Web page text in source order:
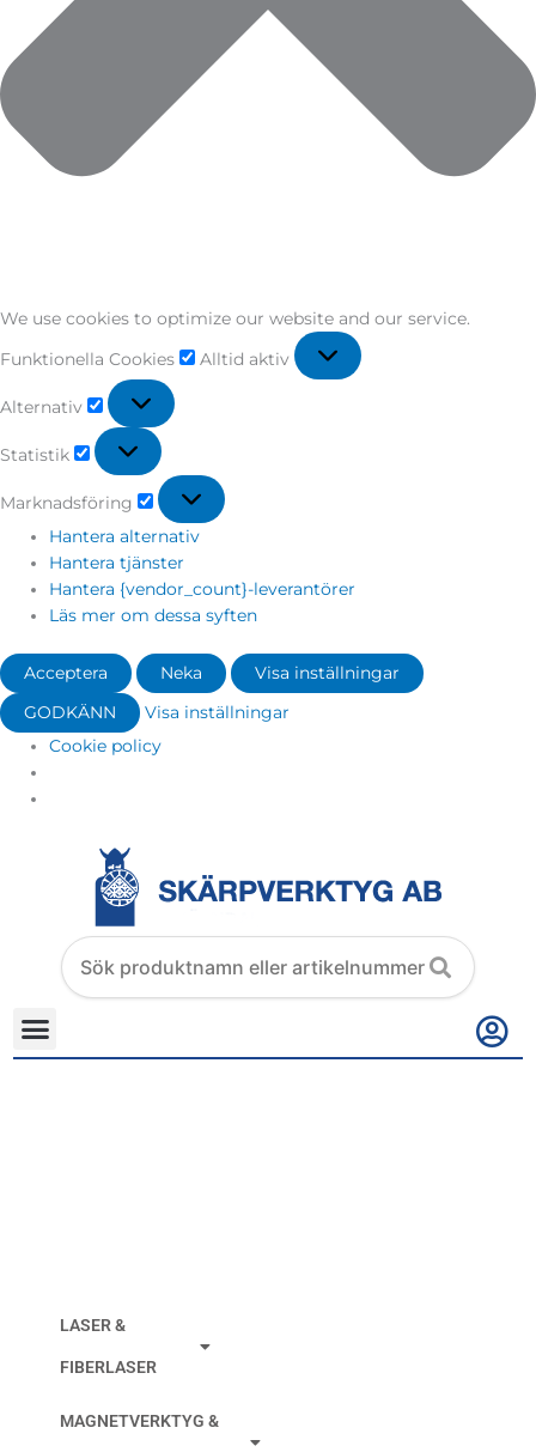
We use cookies to optimize our website and our service.
Funktionella Cookies Alltid aktiv
Alternativ
Statistik
Marknadsföring
Hantera alternativ
Hantera tjänster
Hantera {vendor_count}-leverantörer
Läs mer om dessa syften
Acceptera Neka Visa inställningar
GODKÄNN
Visa inställningar
Cookie policy
Search
products
LASER &
FIBERLASER
MAGNETVERKTYG &